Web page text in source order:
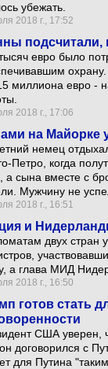
убежать.
2018 г., 17:52
подсчитали,
евро было
миллиона евро -
2018 г., 17:06
на Майорке
немец
Петро, когда
а сына вместе с
Мужчину не
2018 г., 16:51
и
двух стран
а глава МИД
2018 г., 16:50
готов стать
США уверен,
договорился с
для Путина